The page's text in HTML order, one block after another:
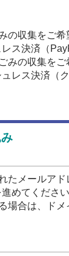
の収集をご
ス決済（
みの収集を
レス決済（
たメールア
めてください
場合は、ド